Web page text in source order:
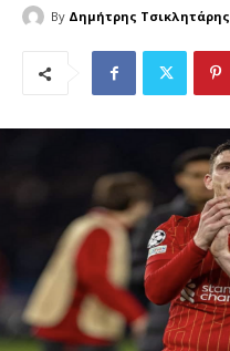
By Δημήτρης Τσικλητάρης